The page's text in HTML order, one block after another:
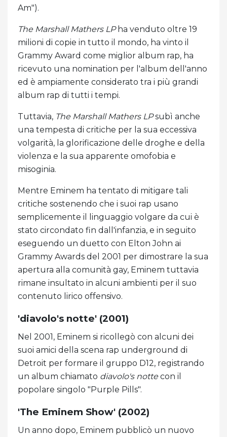
Am").
The Marshall Mathers LPha venduto oltre 19
milioni di copie in tutto il mondo, ha vinto il
Grammy Award come miglior album rap, ha
ricevuto una nomination per l'album dell'anno
ed è ampiamente considerato tra i più grandi
album rap di tutti i tempi.
Tuttavia, The Marshall Mathers LPsubì anche
una tempesta di critiche per la sua eccessiva
volgarità, la glorificazione delle droghe e della
violenza e la sua apparente omofobia e
misoginia.
Mentre Eminem ha tentato di mitigare tali
critiche sostenendo che i suoi rap usano
semplicemente il linguaggio volgare da cui è
stato circondato fin dall'infanzia, e in seguito
eseguendo un duetto con Elton John ai
Grammy Awards del 2001 per dimostrare la sua
apertura alla comunità gay, Eminem tuttavia
rimane insultato in alcuni ambienti per il suo
contenuto lirico offensivo.
'diavolo's notte' (2001)
Nel 2001, Eminem si ricollegò con alcuni dei
suoi amici della scena rap underground di
Detroit per formare il gruppo D12, registrando
un album chiamato diavolo's nottecon il
popolare singolo "Purple Pills".
'The Eminem Show' (2002)
Un anno dopo, Eminem pubblicò un nuovo